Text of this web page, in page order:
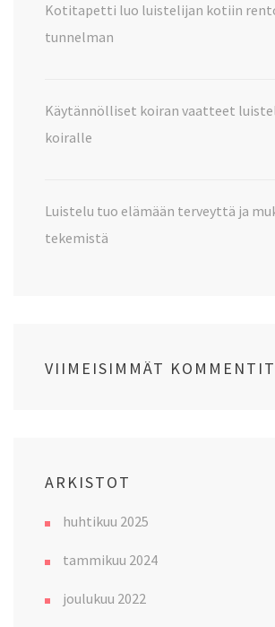
Kotitapetti luo luistelijan kotiin
tunnelman
Käytännölliset koiran vaatteet
koiralle
Luistelu tuo elämään terveyttä ja
tekemistä
VIIMEISIMMÄT KOMMENTIT
ARKISTOT
huhtikuu 2025
tammikuu 2024
joulukuu 2022